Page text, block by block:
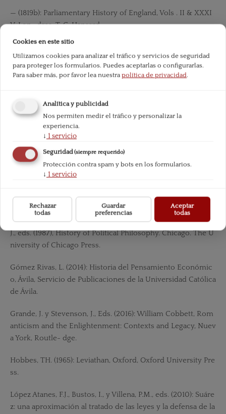
— (1819b): Parliamentary History of England, Vols . II & XXXI
V, Lon- dres, T. C. Hansard.
and Ireland, Colección de cartas de William Cobbett, Edició
n digital. Ex-clas- sics Project.
os and polis in Aristotle and St. Thomas Aquinas». The Journ
al of Philo- sophical Economics: Reflections on Economic a
nd Social Issues, 10, 2, pp. 5-46.
Fernández Álvarez, A. (2017): La escuela española de econo
mía, Madrid, Unión Editorial.
ry of Liberty.
Godwin, R.A. (1987): “John Locke”, en STRAUSS, L. y COPSEY,
J., eds. (1987), History of Political Philosophy. Chicago. The U
niversity of Chicago Press.
Gómez Rivas, L. (2014): Historia del Pensamiento Económic
o, Ávila, Servicio de Publicaciones de la Universidad Católica
de Ávila.
Grande, J. y Stevenson, J., Eds. (2016): William Cobbett, Rom
anticism and the Enlightenment: Contexts and Legacy, Nuev
a York, Routle- dge.
Hobbes, TH. (1965): Leviathan, Oxford, Oxford University Pre
ss.
López Atanes, F.J., Bustos, I., y Villena, P.M., eds. (2010): Suáre
z: una aproximación al tratado de las leyes y la defensa de la
Cookies en este sitio
Utilizamos cookies para analizar el tráfico y servicios de seguridad
para proteger los formularios. Puedes aceptarlas o configurarlas.
Para saber más, por favor lea nuestra política de privacidad.
Analítica y publicidad
Nos permiten medir el tráfico y personalizar la
experiencia.
↓ 1servicio
Seguridad(siempre requerido)
Protección contra spam y bots en los formularios.
↓ 1servicio
Rechazar
todas
Guardar
preferencias
Aceptar
todas